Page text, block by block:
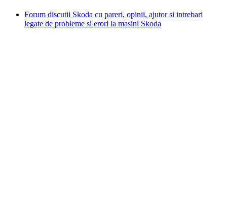
Forum discutii Skoda cu pareri, opinii, ajutor si intrebari
legate de probleme si erori la masini Skoda